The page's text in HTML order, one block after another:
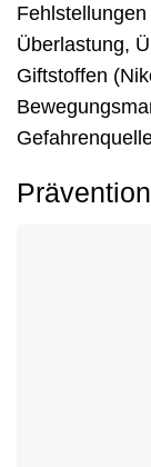
Überlastung,
Giftstoffen